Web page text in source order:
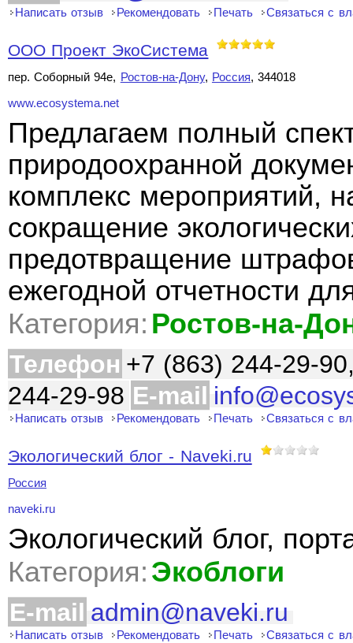
Написать отзыв Рекомендовать Печать Связаться с
ООО Проект ЭкоСистема
пер. Соборный 94е, Ростов-на-Дону, Россия, 344018
www.ecosystema.net
Предлагаем полный
природоохранной
комплекс мероприятий,
сокращение
предотвращение
ежегодной отчетности
Категория: Ростов-на-
Телефон +7 (863) 244-29-
244-29-98 E-mail
Написать отзыв Рекомендовать Печать Связаться с
Экологический блог - Naveki.ru
Россия
naveki.ru
Экологический блог,
Категория: Экоблоги
E-mail admin@naveki.ru
Написать отзыв Рекомендовать Печать Связаться с